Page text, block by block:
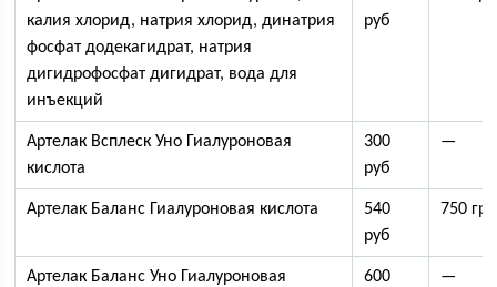
калия хлорид, натрия хлорид, динатрия
фосфат додекагидрат, натрия
дигидрофосфат дигидрат, вода для
инъекций
руб
Артелак Всплеск Уно Гиалуроновая
кислота
300
руб
—
Артелак Баланс Гиалуроновая кислота
540
руб
750 грн
Артелак Баланс Уно Гиалуроновая
600
—